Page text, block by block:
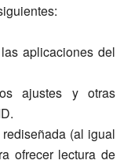
aplicaciones del
ajustes y otras
(al igual
ofrecer lectura de